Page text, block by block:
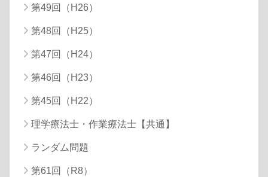
第49回（H26）
第48回（H25）
第47回（H24）
第46回（H23）
第45回（H22）
理学療法士・作業療法士【共通】
ランダム問題
第61回（R8）